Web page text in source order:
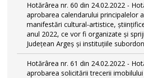
Hotărârea nr. 60 din 24.02.2022 -
aprobarea calendarului principalelor
manifestări cultural-artistice,
anul 2022, ce vor fi organizate și
Județean Argeș și instituțiile
Hotărârea nr. 61 din 24.02.2022 -
aprobarea solicitării trecerii